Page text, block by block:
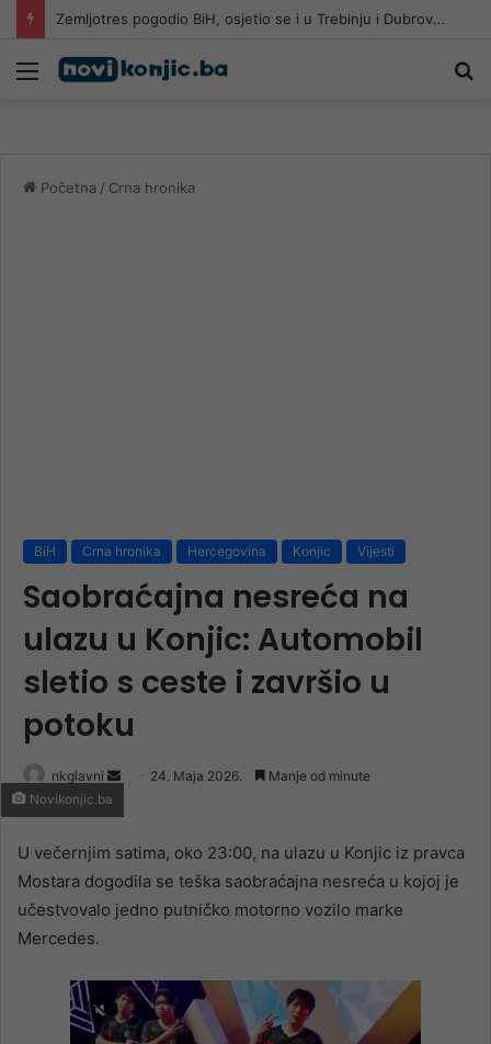
Zemljotres pogodio BiH, osjetio se i u Trebinju i Dubrovniku
Meni
Početna / Crna hronika
BiH Crna hronika Hercegovina Konjic Vijesti
Saobraćajna nesreća na
ulazu u Konjic: Automobil
sletio s ceste i završio u
potoku
nkglavni
Send 24. Maja 2026. Manje od minute
Novikonjic.ba
U večernjim satima, oko 23:00, na ulazu u Konjic iz pravca
Mostara dogodila se teška saobraćajna nesreća u kojoj je
učestvovalo jedno putničko motorno vozilo marke
Mercedes.